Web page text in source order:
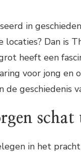
in
locaties? Dan is
heeft een
voor jong en
de geschiedenis
in het